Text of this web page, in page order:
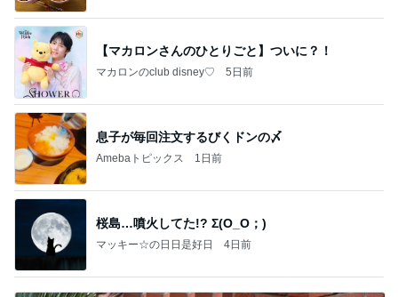
【マカロンさんのひとりごと】ついに？！
マカロンのclub disney♡ 5日前
息子が毎回注文するびくドンの〆
Amebaトピックス 1日前
桜島…噴火してた!? Σ(O_O；)
マッキー☆の日日是好日 4日前